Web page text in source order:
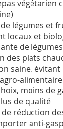
végétarien
légumes et
locaux et
de
des plats
saine, évitant
alimentaire
moins de
de qualité
réduction
anti-